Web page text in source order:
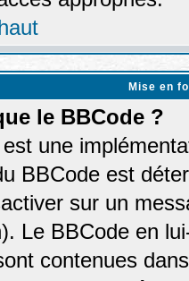
Mise en
le BBCode ?
une
BBCode est
sur un
Le BBCode en
contenues